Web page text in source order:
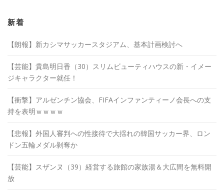
ブ
新着
【朗報】新カシマサッカースタジアム、基本計画検討へ
【芸能】貴島明日香（30）スリムビューティハウスの新・イメー
ジキャラクター就任！
【衝撃】アルゼンチン協会、FIFAインファンティーノ会長への支
持を表明ｗｗｗｗ
【悲報】外国人審判への性接待で大揺れの韓国サッカー界、ロン
ドン五輪メダル剝奪か
【芸能】スザンヌ（39）経営する旅館の家族湯＆大広間を無料開
放